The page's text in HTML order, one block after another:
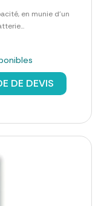
en munie d'un
DE DEVIS